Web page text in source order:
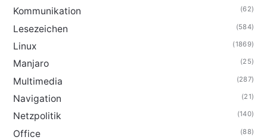
Kommunikation (62)
Lesezeichen (584)
Linux (1869)
Manjaro (25)
Multimedia (287)
Navigation (21)
Netzpolitik (140)
Office (88)